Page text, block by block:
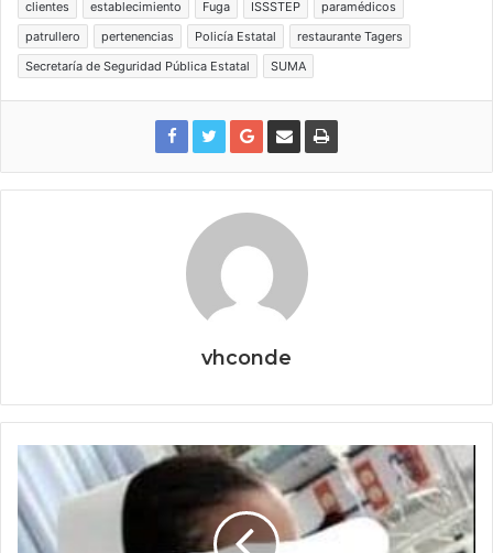
clientes establecimiento Fuga ISSSTEP
paramédicos
patrullero
pertenencias Policía Estatal
restaurante Tagers
Secretaría de Seguridad Pública Estatal
SUMA
vhconde